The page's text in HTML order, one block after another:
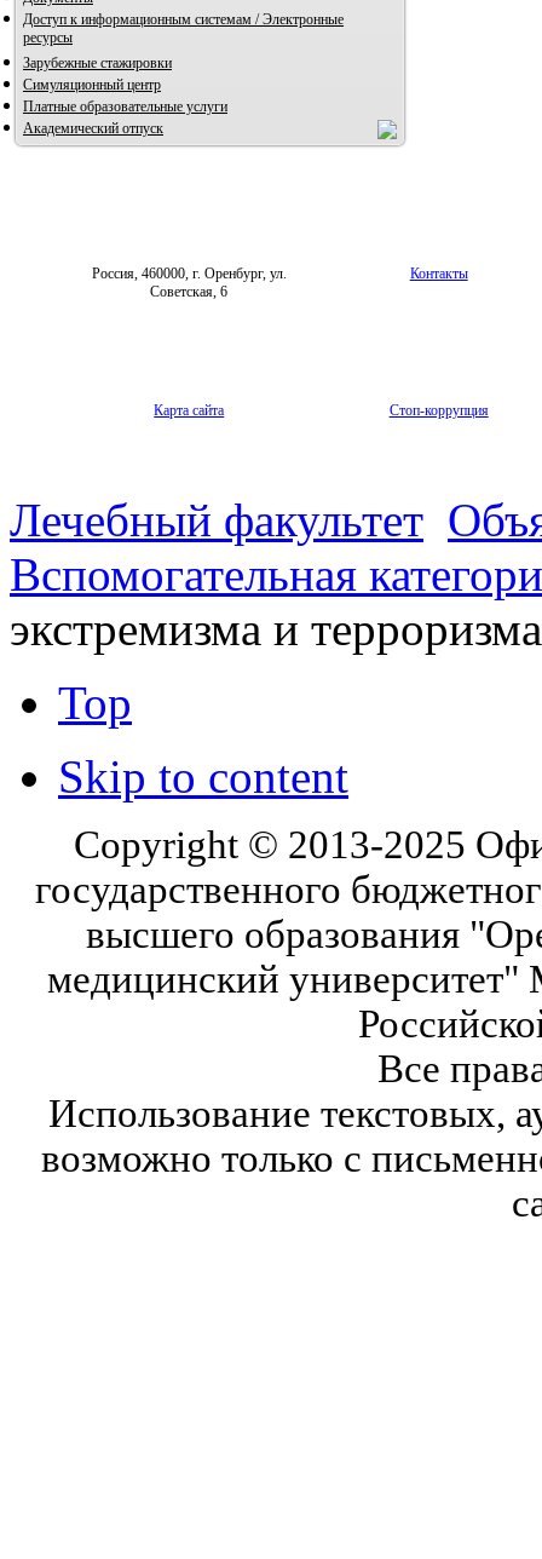
Доступ к информационным системам / Электронные
ресурсы
Зарубежные стажировки
Симуляционный центр
Платные образовательные услуги
Академический отпуск
Россия, 460000, г. Оренбург, ул.
Советская, 6
Контакты
Карта сайта Стоп-коррупция
Лечебный факультет
Вспомогательная
экстремизма и
Top
Skip to content
Copyright © 2013-2025
государственного
высшего образования
медицинский университет"
Все
Использование текстовых,
возможно только с